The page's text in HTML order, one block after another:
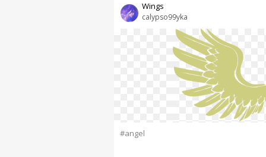
calypso99yka
Wings
#angel